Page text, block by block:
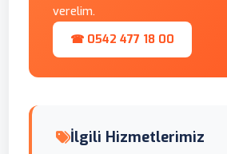
verelim.
☎ 0542 477 18 00
İlgili Hizmetlerimiz